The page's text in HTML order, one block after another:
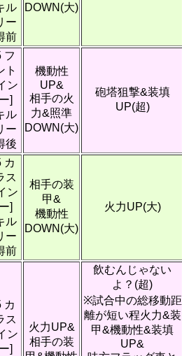
ル
ー
前
DOWN(大)
ト
ン
]
ル
ー
後
機動性
UP&
相手の火
力&照準
DOWN(大)
砲塔狙撃&装填
UP(超)
ス
ン
]
ル
ー
前
相手の装
甲&
機動性
DOWN(大)
火力UP(大)
ス
ン
]
火力UP&
相手の装
飲むんじゃない
よ？(超)
※試合中の総移動距
離が短い程火力&装
甲&機動性&装填
UP&